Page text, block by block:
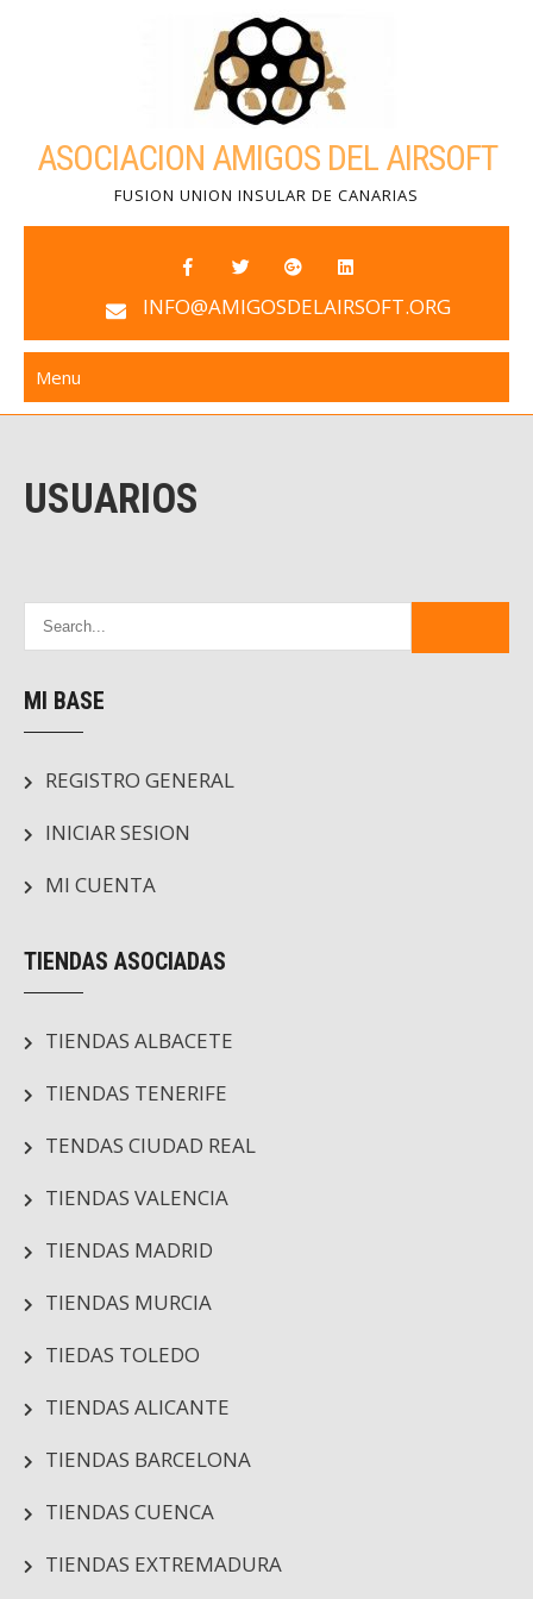
ASOCIACION AMIGOS DEL AIRSOFT
FUSION UNION INSULAR DE CANARIAS
INFO@AMIGOSDELAIRSOFT.ORG
Menu
USUARIOS
MI BASE
REGISTRO GENERAL
INICIAR SESION
MI CUENTA
TIENDAS ASOCIADAS
TIENDAS ALBACETE
TIENDAS TENERIFE
TENDAS CIUDAD REAL
TIENDAS VALENCIA
TIENDAS MADRID
TIENDAS MURCIA
TIEDAS TOLEDO
TIENDAS ALICANTE
TIENDAS BARCELONA
TIENDAS CUENCA
TIENDAS EXTREMADURA